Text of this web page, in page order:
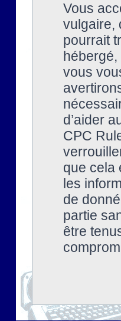
Vous
vulgaire,
pourrait
vous
d’aider
CPC
que cela
les
de
partie
être